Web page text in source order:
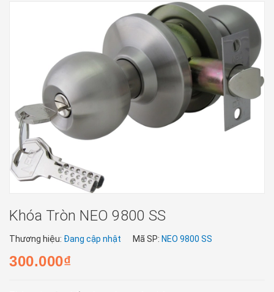
Khóa Tròn NEO 9800 SS
Thương hiệu: Đang cập nhật Mã SP: NEO 9800 SS
300.000₫